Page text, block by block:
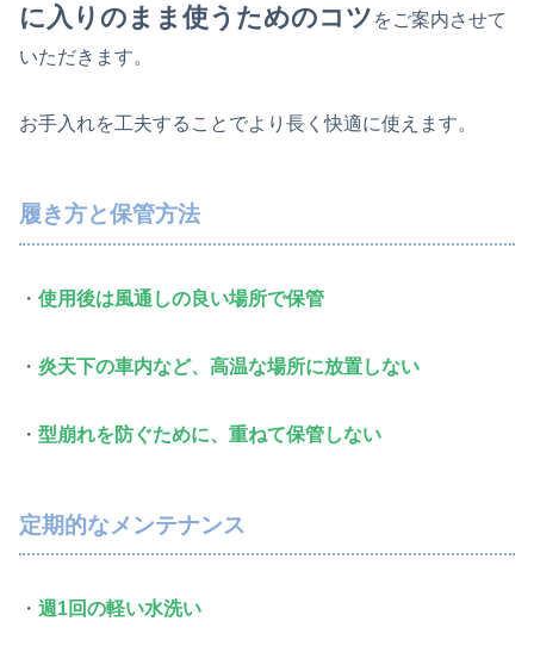
に入りのまま使うためのコツ をご案内させて
いただきます。
お手入れを工夫することでより長く快適に使えます。
履き方と保管方法
・ 使用後は風通しの良い場所で保管
・ 炎天下の車内など、高温な場所に放置しない
・ 型崩れを防ぐために、重ねて保管しない
定期的なメンテナンス
・ 週1回の軽い水洗い